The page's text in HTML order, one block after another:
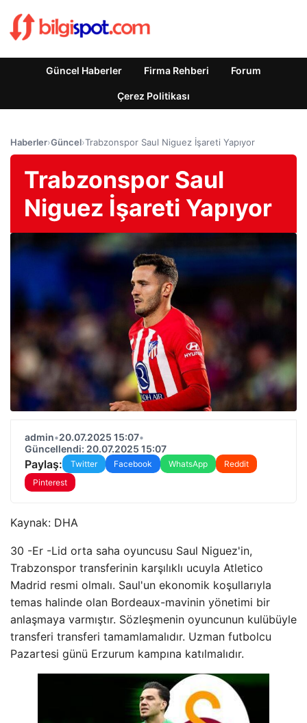
Güncel Haberler Firma Rehberi Forum
Çerez Politikası
Haberler›Güncel›Trabzonspor Saul Niguez İşareti Yapıyor
Trabzonspor Saul
Niguez İşareti Yapıyor
admin•20.07.2025 15:07•
Güncellendi: 20.07.2025 15:07
Paylaş: Twitter Facebook WhatsApp
Reddit
Pinterest
Kaynak: DHA
30 -Er -Lid orta saha oyuncusu Saul Niguez'in,
Trabzonspor transferinin karşılıklı ucuyla Atletico
Madrid resmi olmalı. Saul'un ekonomik koşullarıyla
temas halinde olan Bordeaux-mavinin yönetimi bir
anlaşmaya varmıştır. Sözleşmenin oyuncunun kulübüyle
transferi transferi tamamlamalıdır. Uzman futbolcu
Pazartesi günü Erzurum kampına katılmalıdır.